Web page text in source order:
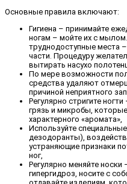
Основные правила включают:
Гигиена – принимайте
ногам – мойте их с
труднодоступные места
части. Процедуру
вытирать насухо
По мере возможности
средства удаляют
причиной неприятного
Регулярно стригите
грязь и микробы,
характерного «аромата»,
Используйте
дезодоранты),
устраняющие признаки
ног,
Регулярно меняйте
гипергидроз, носите с